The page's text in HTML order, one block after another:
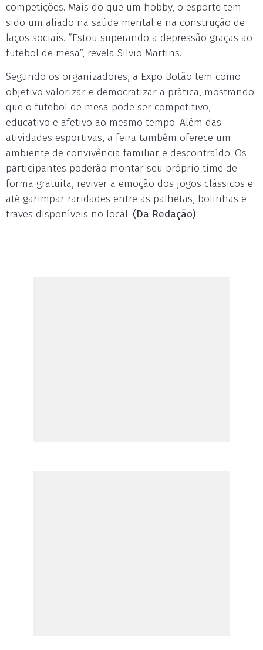
competições. Mais do que um hobby, o esporte tem
sido um aliado na saúde mental e na construção de
laços sociais. “Estou superando a depressão graças ao
futebol de mesa”, revela Silvio Martins.
Segundo os organizadores, a Expo Botão tem como
objetivo valorizar e democratizar a prática, mostrando
que o futebol de mesa pode ser competitivo,
educativo e afetivo ao mesmo tempo. Além das
atividades esportivas, a feira também oferece um
ambiente de convivência familiar e descontraído. Os
participantes poderão montar seu próprio time de
forma gratuita, reviver a emoção dos jogos clássicos e
até garimpar raridades entre as palhetas, bolinhas e
traves disponíveis no local. (Da Redação)